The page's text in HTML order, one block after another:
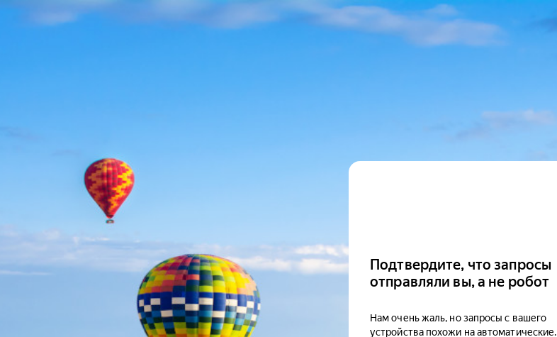
Подтвердите, что запросы
отправляли вы, а не робот
Нам очень жаль, но запросы с вашего
устройства похожи на автоматические.